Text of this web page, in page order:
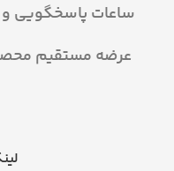
ساعات پاسخگویی و
عرضه مستقیم